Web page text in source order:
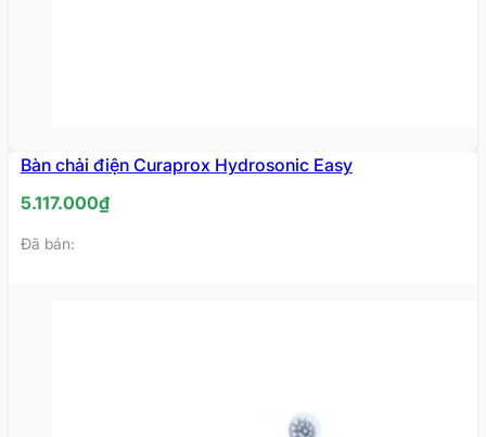
Bàn chải điện Curaprox Hydrosonic Easy
5.117.000₫
Đã bán: